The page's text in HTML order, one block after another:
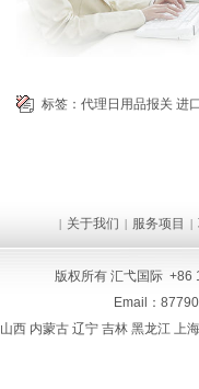
标签： 代理日用品报关 进
| 关于我们 | 服务项目 |
版权所有 汇弋国际 +86
Email：
山西 内蒙古 辽宁 吉林 黑龙江 上海